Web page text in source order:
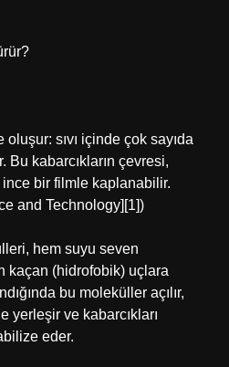
sıvı içinde çok sayıda
Bu kabarcıkların çevresi,
bir filmle kaplanabilir.
and Technology][1])
hem suyu seven
kaçan (hidrofobik) uçlara
bu moleküller açılır,
yerleşir ve kabarcıkları
eder.